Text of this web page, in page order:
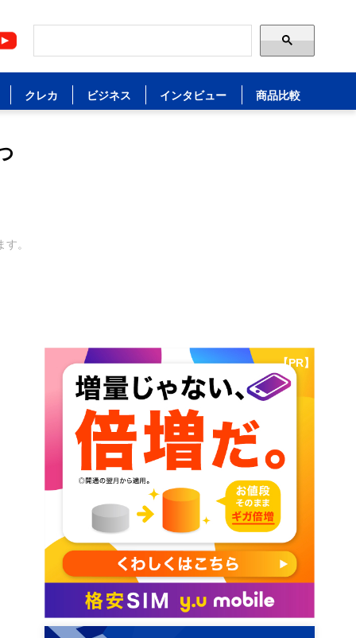
クレカ ビジネス インタビュー 商品比較
す。
【PR】